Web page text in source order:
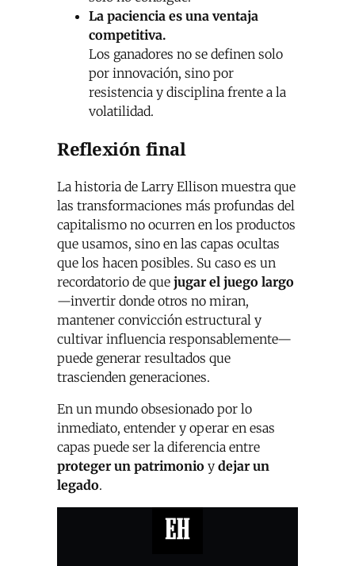
La paciencia es una ventaja
competitiva.
Los ganadores no se definen solo
por innovación, sino por
resistencia y disciplina frente a la
volatilidad.
Reflexión final
La historia de Larry Ellison muestra que
las transformaciones más profundas del
capitalismo no ocurren en los productos
que usamos, sino en las capas ocultas
que los hacen posibles. Su caso es un
recordatorio de que jugar el juego largo
—invertir donde otros no miran,
mantener convicción estructural y
cultivar influencia responsablemente—
puede generar resultados que
trascienden generaciones.
En un mundo obsesionado por lo
inmediato, entender y operar en esas
capas puede ser la diferencia entre
proteger un patrimonio y dejar un
legado.